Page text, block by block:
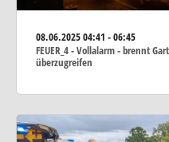
08.06.202504:41 - 06:45
FEUER_4 - Vollalarm - brennt
überzugreifen